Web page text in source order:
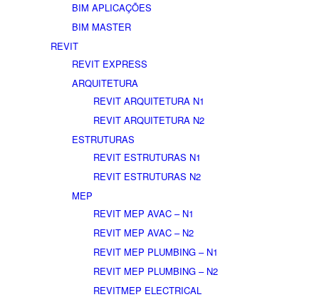
BIM APLICAÇÕES
BIM MASTER
REVIT
REVIT EXPRESS
ARQUITETURA
REVIT ARQUITETURA N1
REVIT ARQUITETURA N2
ESTRUTURAS
REVIT ESTRUTURAS N1
REVIT ESTRUTURAS N2
MEP
REVIT MEP AVAC – N1
REVIT MEP AVAC – N2
REVIT MEP PLUMBING – N1
REVIT MEP PLUMBING – N2
REVITMEP ELECTRICAL